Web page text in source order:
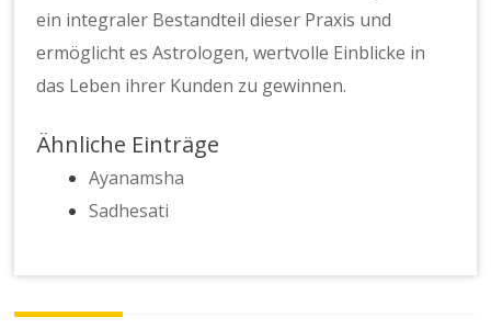
ein integraler Bestandteil dieser Praxis und
ermöglicht es Astrologen, wertvolle Einblicke in
das Leben ihrer Kunden zu gewinnen.
Ähnliche Einträge
Ayanamsha
Sadhesati